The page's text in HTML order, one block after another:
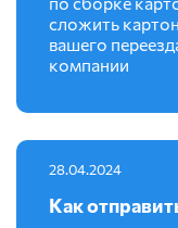
сложить
вашего
компании
28.04.2024
Как